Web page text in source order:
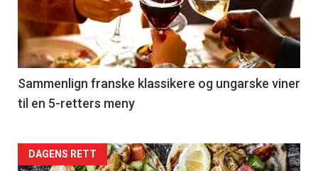
nå
-
5
Sammenlign franske klassikere og ungarske viner
til en 5-retters meny
Forsiden
DAGENS RETT